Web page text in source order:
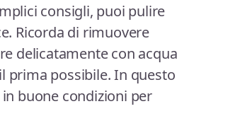
consigli, puoi pulire
Ricorda di rimuovere
delicatamente con acqua
prima possibile. In questo
buone condizioni per